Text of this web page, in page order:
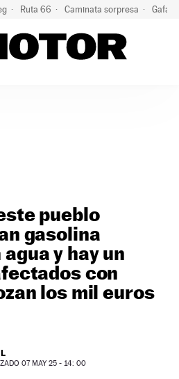
Ruta 66 Caminata sorpresa Gafas
pueblo
gasolina
y hay un
con
los mil euros
07 MAY 25 - 14: 00